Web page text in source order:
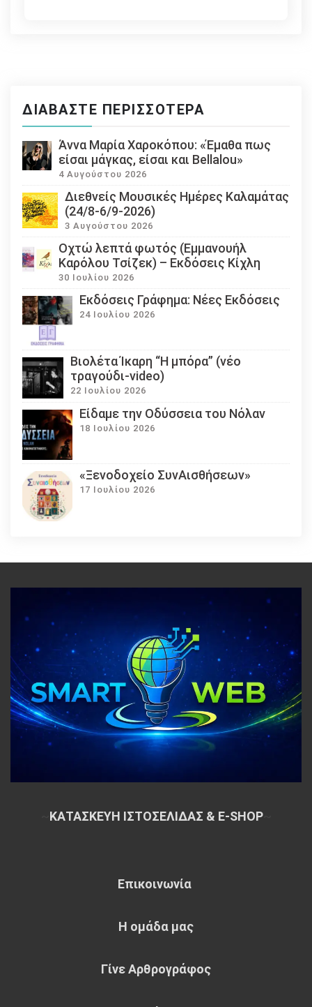
ΔΙΑΒΆΣΤΕ ΠΕΡΙΣΣΌΤΕΡΑ
Άννα Μαρία Χαροκόπου: «Έμαθα πως
είσαι μάγκας, είσαι και Bellalou»
4 Αυγούστου 2026
Διεθνείς Μουσικές Ημέρες Καλαμάτας
(24/8-6/9-2026)
3 Αυγούστου 2026
Οχτώ λεπτά φωτός (Εμμανουήλ
Καρόλου Τσίζεκ) – Εκδόσεις Κίχλη
30 Ιουλίου 2026
Εκδόσεις Γράφημα: Νέες Εκδόσεις
24 Ιουλίου 2026
Βιολέτα Ίκαρη “Η μπόρα” (νέο
τραγούδι-video)
22 Ιουλίου 2026
Eίδαμε την Οδύσσεια του Νόλαν
18 Ιουλίου 2026
«Ξενοδοχείο ΣυνΑισθήσεων»
17 Ιουλίου 2026
ΚΑΤΑΣΚΕΥΗ ΙΣΤΟΣΕΛΙΔΑΣ & E-SHOP~
Επικοινωνία
Η ομάδα μας
Γίνε Αρθρογράφος